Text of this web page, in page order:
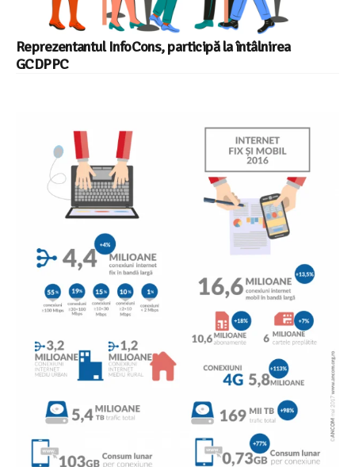
Reprezentantul InfoCons, participă la întâlnirea
GCDPPC